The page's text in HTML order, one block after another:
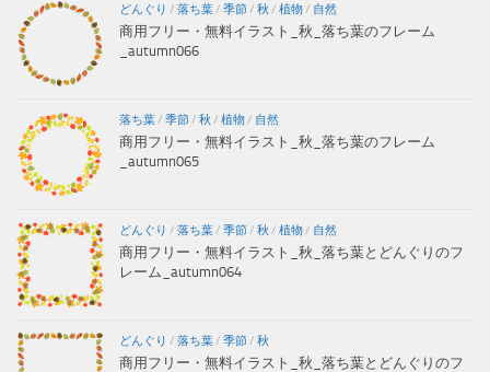
どんぐり / 落ち葉/ 季節/ 秋 / 植物/ 自然
商用フリー・無料イラスト_秋_落ち葉のフレーム
_autumn066
落ち葉/ 季節/ 秋 / 植物/ 自然
商用フリー・無料イラスト_秋_落ち葉のフレーム
_autumn065
どんぐり / 落ち葉/ 季節/ 秋 / 植物/ 自然
商用フリー・無料イラスト_秋_落ち葉とどんぐりのフ
レーム_autumn064
どんぐり / 落ち葉/ 季節/ 秋
商用フリー・無料イラスト_秋_落ち葉とどんぐりのフ